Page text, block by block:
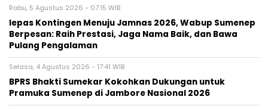
Rabu, 5 Agustus 2026 - 07:15 WIB
lepas Kontingen Menuju Jamnas 2026, Wabup Sumenep
Berpesan: Raih Prestasi, Jaga Nama Baik, dan Bawa
Pulang Pengalaman
Selasa, 4 Agustus 2026 - 17:41 WIB
BPRS Bhakti Sumekar Kokohkan Dukungan untuk
Pramuka Sumenep di Jambore Nasional 2026